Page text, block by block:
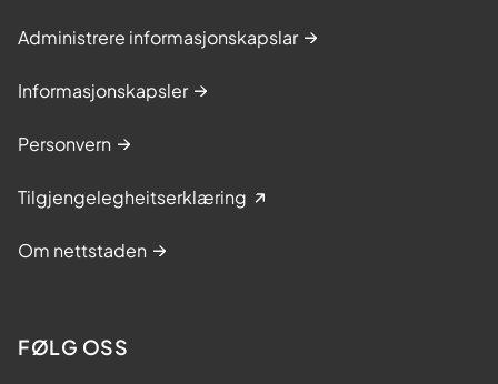
Administrere informasjonskapslar
Informasjonskapsler
Personvern
Tilgjengelegheitserklæring
Om nettstaden
FØLG OSS